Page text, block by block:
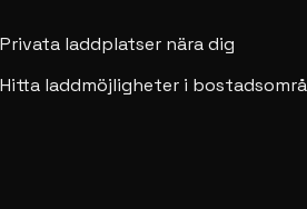
Privata laddplatser nära dig
Hitta laddmöjligheter i